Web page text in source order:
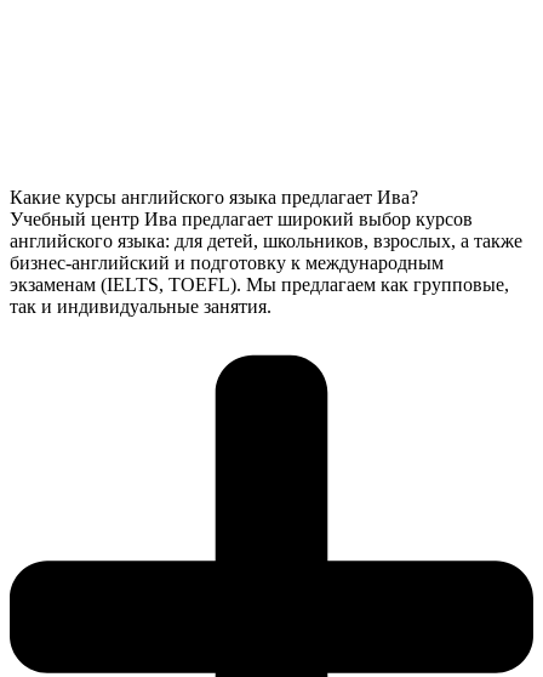
Какие курсы английского языка предлагает Ива?
Учебный центр Ива предлагает широкий выбор курсов
английского языка: для детей, школьников, взрослых, а также
бизнес-английский и подготовку к международным
экзаменам (IELTS, TOEFL). Мы предлагаем как групповые,
так и индивидуальные занятия.